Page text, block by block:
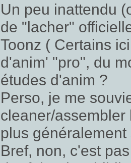
Un peu inattendu
de "lacher"
Toonz ( Certains
d'anim' "pro", du
études d'anim ?
Perso, je me
cleaner/assembler
plus
Bref, non, c'est